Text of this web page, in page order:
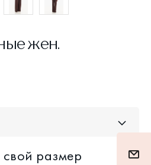
жен.
размер